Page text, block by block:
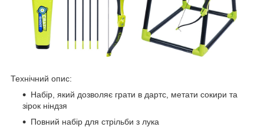
Технічний опис:
Набір, який дозволяє грати в дартс, метати сокири та
зірок ніндзя
Повний набір для стрільби з лука